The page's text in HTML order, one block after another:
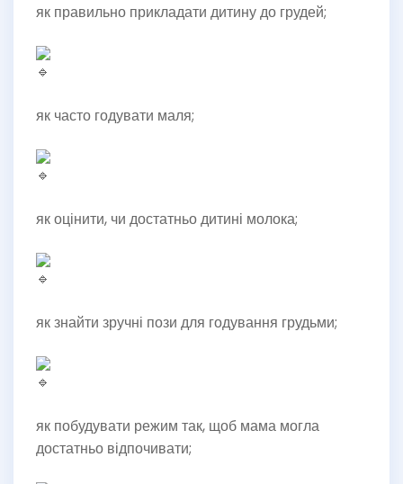
як правильно прикладати дитину до грудей;
як часто годувати маля;
як оцінити, чи достатньо дитині молока;
як знайти зручні пози для годування грудьми;
як побудувати режим так, щоб мама могла
достатньо відпочивати;